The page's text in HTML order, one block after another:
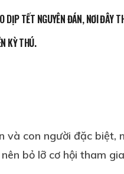
DỊP TẾT NGUYÊN ĐÁN, NƠI ĐÂY
KỲ THÚ.
và con người đặc biệt,
bỏ lỡ cơ hội tham